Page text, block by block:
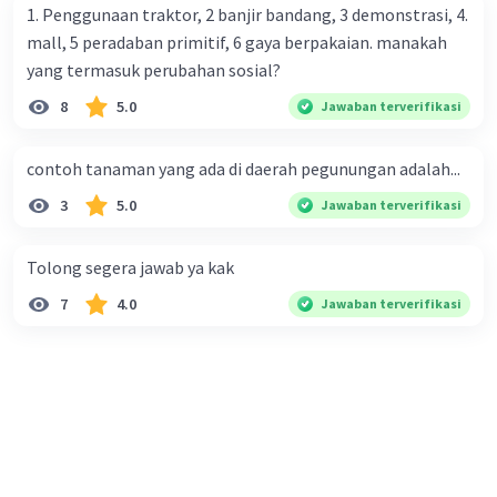
Beri Rating·0.0 (0 ) Balas
1. Penggunaan traktor, 2 banjir bandang, 3 demonstrasi, 4.
mall, 5 peradaban primitif, 6 gaya berpakaian. manakah
yang termasuk perubahan sosial?
8 5.0 Jawaban terverifikasi
contoh tanaman yang ada di daerah pegunungan adalah...
3 5.0 Jawaban terverifikasi
Tolong segera jawab ya kak
7 4.0 Jawaban terverifikasi